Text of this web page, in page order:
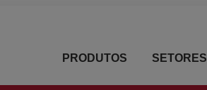
PRODUTOS SETORES